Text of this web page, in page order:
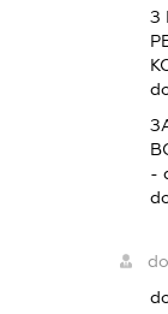
З
-